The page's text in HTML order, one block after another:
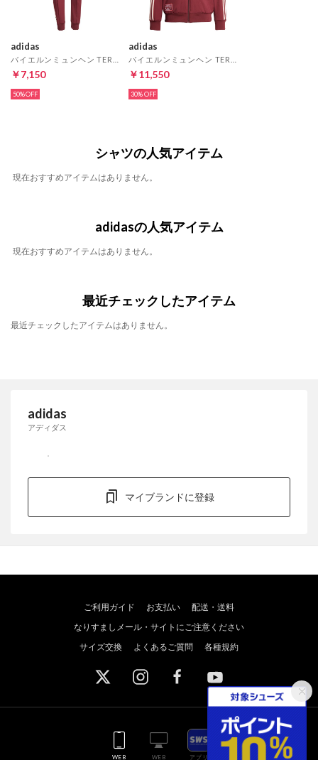
adidas
￥7,150
50%
adidas
￥11,550
30%
シャツの人気アイテム
現在おすすめアイテムはありません。
adidasの人気アイテム
現在おすすめアイテムはありません。
最近チェックしたアイテム
最近チェックしたアイテムはありません。
adidas
アディダス
マイブランドに登録
ご利用ガイド お支払い
配送・送料
なりすましメール・サイトにご注意ください
サイズ交換
よくあるご質問 各種規約
WEB WEB アプリ